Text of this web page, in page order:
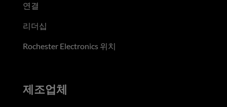
연결
리더십
Rochester Electronics 위치
제조업체